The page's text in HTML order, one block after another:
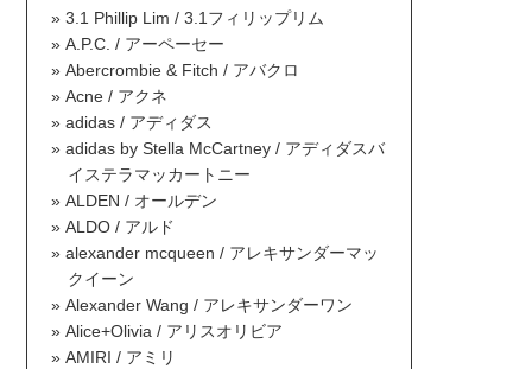
3.1 Phillip Lim / 3.1フィリップリム
A.P.C. / アーペーセー
Abercrombie & Fitch / アバクロ
Acne / アクネ
adidas / アディダス
adidas by Stella McCartney / アディダスバ
イステラマッカートニー
ALDEN / オールデン
ALDO / アルド
alexander mcqueen / アレキサンダーマッ
クイーン
Alexander Wang / アレキサンダーワン
Alice+Olivia / アリスオリビア
AMIRI / アミリ